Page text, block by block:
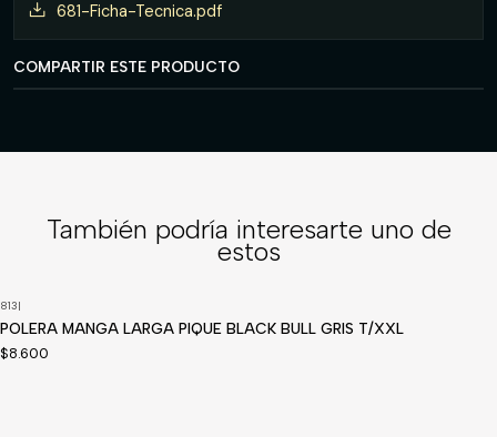
681-Ficha-Tecnica.pdf
COMPARTIR ESTE PRODUCTO
También podría interesarte uno de
estos
813|
POLERA MANGA LARGA PIQUE BLACK BULL GRIS T/XXL
$8.600